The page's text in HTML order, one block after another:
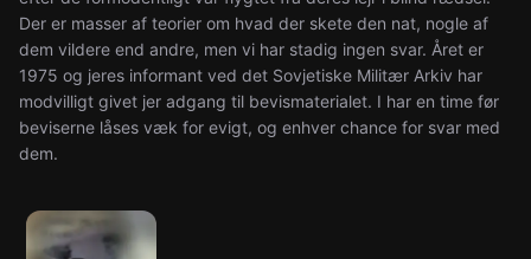
Der er masser af teorier om hvad der skete den nat, nogle af
dem vildere end andre, men vi har stadig ingen svar. Året er
1975 og jeres informant ved det Sovjetiske Militær Arkiv har
modvilligt givet jer adgang til bevismaterialet. I har en time før
beviserne låses væk for evigt, og enhver chance for svar med
dem.